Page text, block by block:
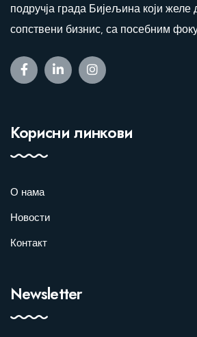
подручја града Бијељина који желе
сопствени бизнис, са посебним
Корисни линкови
О нама
Новости
Контакт
Newsletter